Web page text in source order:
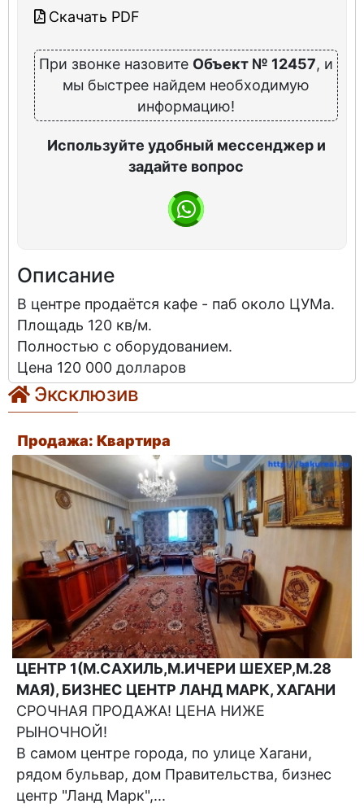
Скачать PDF
При звонке назовите Объект № 12457, и
мы быстрее найдем необходимую
информацию!
Используйте удобный мессенджер и
задайте вопрос
Описание
В центре продаётся кафе - паб около ЦУМа.
Площадь 120 кв/м.
Полностью с оборудованием.
Цена 120 000 долларов
Эксклюзив
Продажа: Квартира
ЦЕНТР 1(М.САХИЛЬ,М.ИЧЕРИ ШЕХЕР,М.28
МАЯ), БИЗНЕС ЦЕНТР ЛАНД МАРК, ХАГАНИ
СРОЧНАЯ ПРОДАЖА! ЦЕНА НИЖЕ
РЫНОЧНОЙ!
В самом центре города, по улице Хагани,
рядом бульвар, дом Правительства, бизнес
центр "Ланд Марк",...